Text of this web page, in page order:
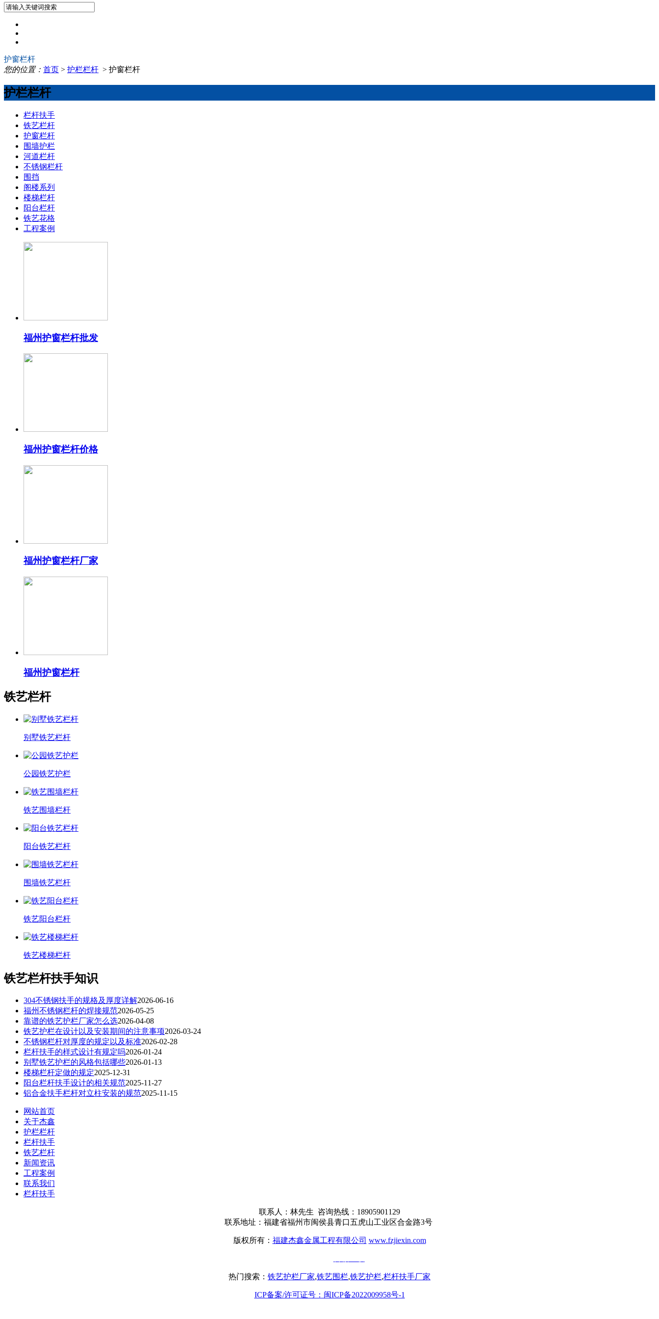
护窗栏杆
您的位置： 首页 > 护栏栏杆 > 护窗栏杆
护栏栏杆
栏杆扶手
铁艺栏杆
护窗栏杆
围墙护栏
河道栏杆
不锈钢栏杆
围挡
阁楼系列
楼梯栏杆
阳台栏杆
铁艺花格
工程案例
福州护窗栏杆批发
福州护窗栏杆价格
福州护窗栏杆厂家
福州护窗栏杆
铁艺栏杆
别墅铁艺栏杆
公园铁艺护栏
铁艺围墙栏杆
阳台铁艺栏杆
围墙铁艺栏杆
铁艺阳台栏杆
铁艺楼梯栏杆
铁艺栏杆扶手知识
304不锈钢扶手的规格及厚度详解2026-06-16
福州不锈钢栏杆的焊接规范2026-05-25
靠谱的铁艺护栏厂家怎么选2026-04-08
铁艺护栏在设计以及安装期间的注意事项2026-03-24
不锈钢栏杆对厚度的规定以及标准2026-02-28
栏杆扶手的样式设计有规定吗2026-01-24
别墅铁艺护栏的风格包括哪些2026-01-13
楼梯栏杆定做的规定2025-12-31
阳台栏杆扶手设计的相关规范2025-11-27
铝合金扶手栏杆对立柱安装的规范2025-11-15
网站首页
关于杰鑫
护栏栏杆
栏杆扶手
铁艺栏杆
新闻资讯
工程案例
联系我们
栏杆扶手
联系人：林先生 咨询热线：18905901129
联系地址：福建省福州市闽侯县青口五虎山工业区合金路3号
版权所有： 福建杰鑫金属工程有限公司 www.fzjiexin.com
热门搜索： 铁艺护栏厂家,铁艺围栏,铁艺护栏,栏杆扶手厂家
ICP备案/许可证号：闽ICP备2022009958号-1